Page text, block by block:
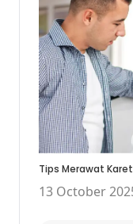
Tips Merawat
13 October